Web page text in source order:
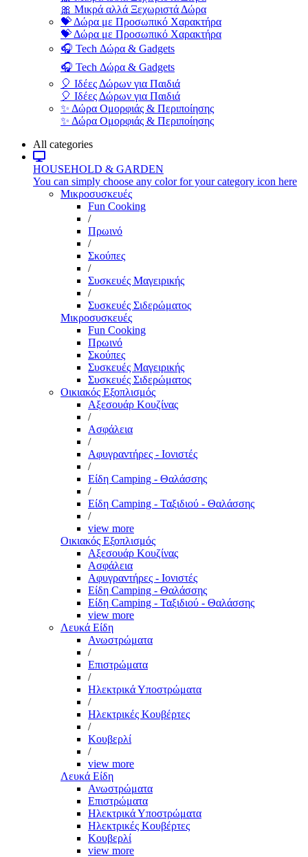
🎀 Μικρά αλλά Ξεχωριστά Δώρα
💝 Δώρα με Προσωπικό Χαρακτήρα
💝 Δώρα με Προσωπικό Χαρακτήρα
🎧 Tech Δώρα & Gadgets
🎧 Tech Δώρα & Gadgets
🎈 Ιδέες Δώρων για Παιδιά
🎈 Ιδέες Δώρων για Παιδιά
✨ Δώρα Ομορφιάς & Περιποίησης
✨ Δώρα Ομορφιάς & Περιποίησης
All categories
HOUSEHOLD & GARDEN
You can simply choose any color for your category icon here
Μικροσυσκευές
Fun Cooking
/
Πρωινό
/
Σκούπες
/
Συσκευές Μαγειρικής
/
Συσκευές Σιδερώματος
Μικροσυσκευές
Fun Cooking
Πρωινό
Σκούπες
Συσκευές Μαγειρικής
Συσκευές Σιδερώματος
Οικιακός Εξοπλισμός
Αξεσουάρ Κουζίνας
/
Ασφάλεια
/
Αφυγραντήρες - Ιονιστές
/
Είδη Camping - Θαλάσσης
/
Είδη Camping - Ταξιδιού - Θαλάσσης
/
view more
Οικιακός Εξοπλισμός
Αξεσουάρ Κουζίνας
Ασφάλεια
Αφυγραντήρες - Ιονιστές
Είδη Camping - Θαλάσσης
Είδη Camping - Ταξιδιού - Θαλάσσης
view more
Λευκά Είδη
Ανωστρώματα
/
Επιστρώματα
/
Ηλεκτρικά Υποστρώματα
/
Ηλεκτρικές Κουβέρτες
/
Κουβερλί
/
view more
Λευκά Είδη
Ανωστρώματα
Επιστρώματα
Ηλεκτρικά Υποστρώματα
Ηλεκτρικές Κουβέρτες
Κουβερλί
view more